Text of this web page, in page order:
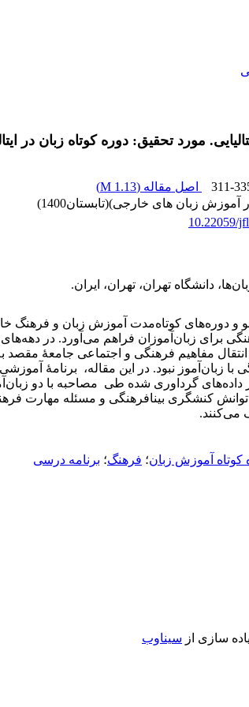
مورد تحقیق: دوره کوتاه زبان در
311- اصل مقاله (1.13 M
)
زبان های خارجی)(تابستان1400)
10.22059/
دانشگاه تهران، تهران، ایران.
و دوره‌های کوتاه‌مدت آموزش زبان و
برای زبان‌آموزان فراهم می‌آورد. در دهه‌های
مفاهیم فرهنگی و اجتماعی جامعۀ
با زبان‌آموز نبود. در این مقاله، برنامۀ
گرداوری شده طی مصاحبه با دو
کنشگری بینافرهنگی و مسئله مهارت
می‌کنند.
کوتاه آموزش زبان؛ فرهنگ؛ برنامه درسی
سازی از سیناوب